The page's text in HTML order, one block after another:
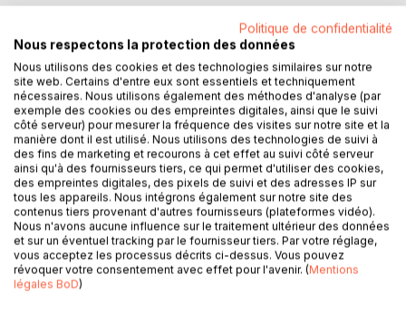
Laisser un avis
DESCRIPTION
"Des trombes d'eau s'échappent du glacier. Elles dévalent
la montagne, arrachant arbres, plantes et tout ce qui se
présente sur leur passage. En contrebas se trouve le
village...Les eaux mugissantes s'y dirigent à une allure
Politique de confidentialité
Nous respectons la protection des données
Nous utilisons des cookies et des technologies similaires sur notre
site web. Certains d'entre eux sont essentiels et techniquement
nécessaires. Nous utilisons également des méthodes d'analyse (par
exemple des cookies ou des empreintes digitales, ainsi que le suivi
côté serveur) pour mesurer la fréquence des visites sur notre site et la
manière dont il est utilisé. Nous utilisons des technologies de suivi à
des fins de marketing et recourons à cet effet au suivi côté serveur
ainsi qu'à des fournisseurs tiers, ce qui permet d'utiliser des cookies,
des empreintes digitales, des pixels de suivi et des adresses IP sur
tous les appareils. Nous intégrons également sur notre site des
contenus tiers provenant d'autres fournisseurs (plateformes vidéo).
Nous n'avons aucune influence sur le traitement ultérieur des données
et sur un éventuel tracking par le fournisseur tiers. Par votre réglage,
vous acceptez les processus décrits ci-dessus. Vous pouvez
révoquer votre consentement avec effet pour l'avenir. (Mentions
légales BoD)